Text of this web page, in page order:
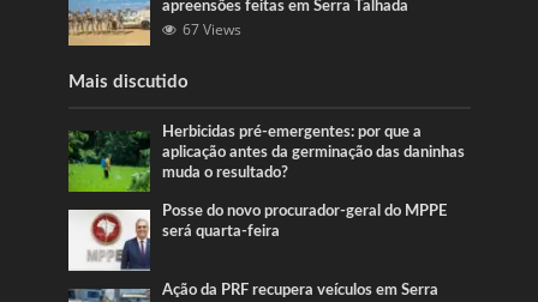
apreensões feitas em Serra Talhada
67 Views
Mais discutido
Herbicidas pré-emergentes: por que a
aplicação antes da germinação das daninhas
muda o resultado?
Posse do novo procurador-geral do MPPE
será quarta-feira
Ação da PRF recupera veículos em Serra